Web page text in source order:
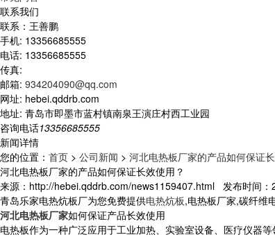
联系我们
联系：王善鹏
手机: 13356685555
电话: 13356685555
传真:
邮箱: 934204090@qq.com
网址: hebei.qddrb.com
地址: 青岛市即墨市蓝村镇南泉王演庄村西工业园
咨询电话13356685555
新闻详情
您的位置： 首页 > 公司新闻 > 河北电热板厂家的产品如何保证
河北电热板厂家的产品如何保证长效使用？
来源：http://hebei.qddrb.com/news1159407.html 发布时间：
青岛乐家电热炕板厂为您免费提供电热炕板,电热板厂家,碳纤维
河北电热板厂家如何保证产品长效使用
电热板作为一种广泛应用于工业加热、实验室设备、医疗仪器